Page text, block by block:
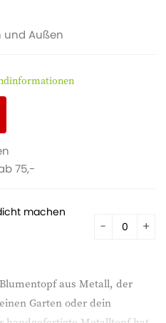
aus Metall, der
Garten oder dein
und Außen
75,-
machen